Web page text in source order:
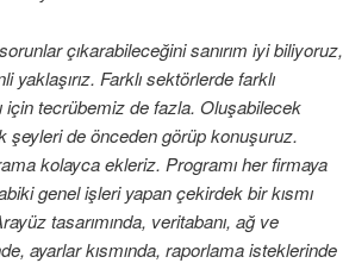
çıkarabileceğini sanırım iyi biliyoruz,
Farklı sektörlerde farklı
tecrübemiz de fazla. Oluşabilecek
şeyleri de önceden görüp konuşuruz.
kolayca ekleriz. Programı her firmaya
genel işleri yapan çekirdek bir kısmı
tasarımında, veritabanı, ağ ve
ayarlar kısmında, raporlama isteklerinde